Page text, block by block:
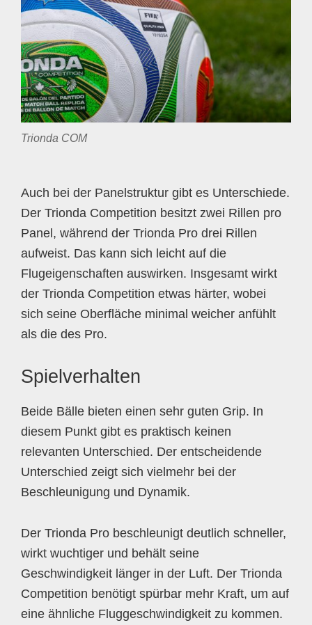
Trionda COM
Auch bei der Panelstruktur gibt es Unterschiede.
Der Trionda Competition besitzt zwei Rillen pro
Panel, während der Trionda Pro drei Rillen
aufweist. Das kann sich leicht auf die
Flugeigenschaften auswirken. Insgesamt wirkt
der Trionda Competition etwas härter, wobei
sich seine Oberfläche minimal weicher anfühlt
als die des Pro.
Spielverhalten
Beide Bälle bieten einen sehr guten Grip. In
diesem Punkt gibt es praktisch keinen
relevanten Unterschied. Der entscheidende
Unterschied zeigt sich vielmehr bei der
Beschleunigung und Dynamik.
Der Trionda Pro beschleunigt deutlich schneller,
wirkt wuchtiger und behält seine
Geschwindigkeit länger in der Luft. Der Trionda
Competition benötigt spürbar mehr Kraft, um auf
eine ähnliche Fluggeschwindigkeit zu kommen.